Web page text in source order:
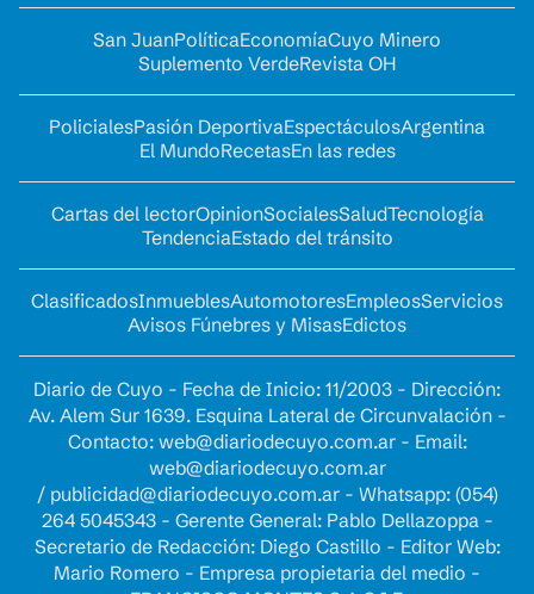
San JuanPolíticaEconomíaCuyo Minero
Suplemento VerdeRevista OH
PolicialesPasión DeportivaEspectáculosArgentina
El MundoRecetasEn las redes
Cartas del lectorOpinionSocialesSaludTecnología
TendenciaEstado del tránsito
ClasificadosInmueblesAutomotoresEmpleosServicios
Avisos Fúnebres y MisasEdictos
Diario de Cuyo - Fecha de Inicio: 11/2003 - Dirección:
Av. Alem Sur 1639. Esquina Lateral de Circunvalación -
Contacto: web@diariodecuyo.com.ar- Email:
web@diariodecuyo.com.ar
/ publicidad@diariodecuyo.com.ar- Whatsapp: (054)
264 5045343 - Gerente General: Pablo Dellazoppa -
Secretario de Redacción: Diego Castillo - Editor Web:
Mario Romero - Empresa propietaria del medio -